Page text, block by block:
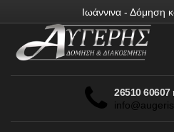
Ιωάννινα - Δόμηση
26510 60607